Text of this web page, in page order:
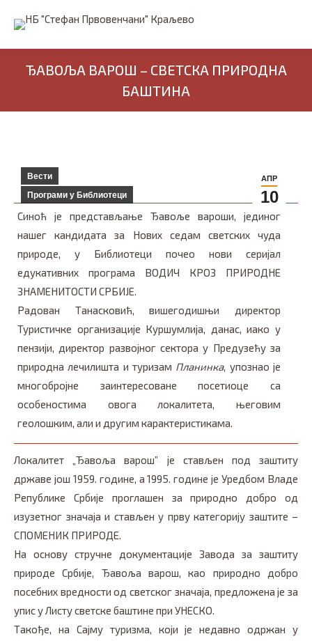
ЂАВОЉА ВАРОШ – СВЕТСКА ПРИРОДНА
БАШТИНА
АПР
10
Вести
Програми у Библиотеци
Синоћ је представљање Ђавоље вароши, јединог
нашег кандидата за Нових седам светских чуда
природе, у Библиотеци почео нови серијал
едукативних програма ВОДИЧ КРОЗ ПРИРОДНЕ
ЗНАМЕНИТОСТИ СРБИЈЕ.
Радован Танасковић, вишегодишњи директор
Туристичке организације Куршумлија, данас, иако у
пензији, директор развојног сектора у Предузећу за
природна лечилишта и туризам Планинка, упознао је
многобројне заинтересоване посетиоце са
особеностима овога локалитета, његовим
геолошким, али и другим карактеристикама.
Локалитет „Ђавоља варош” је стављен под заштиту
државе још 1959. године, а 1995. године је Уредбом Владе
Републике Србије проглашен за природно добро од
изузетног значаја и стављен у прву категорију заштите –
СПОМЕНИК ПРИРОДЕ.
На основу стручне документације Завода за заштиту
природе Србије, Ђавоља варош, као природно добро
посебних вредности од светског значаја, предложена је за
упис у Листу светске баштине при УНЕСКО.
Такође, на Сајму туризма, који је недавно одржан у